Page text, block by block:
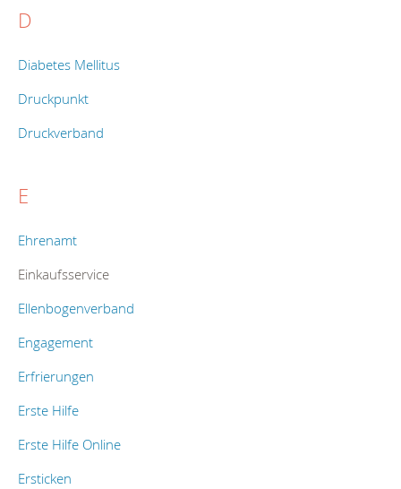
D
Diabetes Mellitus
Druckpunkt
Druckverband
E
Ehrenamt
Einkaufsservice
Ellenbogenverband
Engagement
Erfrierungen
Erste Hilfe
Erste Hilfe Online
Ersticken